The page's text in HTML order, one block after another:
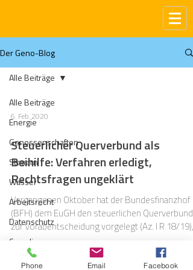
Der Geno-Blog
Alle Beiträge
Energie
Genossenschaften
Steuern
Wasser
Arbeitsrecht
Datenschutz
Compliance
Gas
Alle Beiträge
6. Feb. 2020
Steuerlicher Querverbund als
Beihilfe: Verfahren erledigt,
Rechtsfragen ungeklärt
Vergangenen Oktober hat der Bundesfinanzhof
(BFH) dem EuGH den steuerlichen Querverbund
zur Vorabentscheidung vorgelegt (Az. I R 18/19),...
Phone Email Facebook